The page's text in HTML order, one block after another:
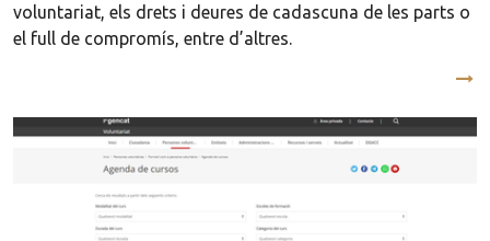
voluntariat, els drets i deures de cadascuna de les parts o
el full de compromís, entre d’altres.